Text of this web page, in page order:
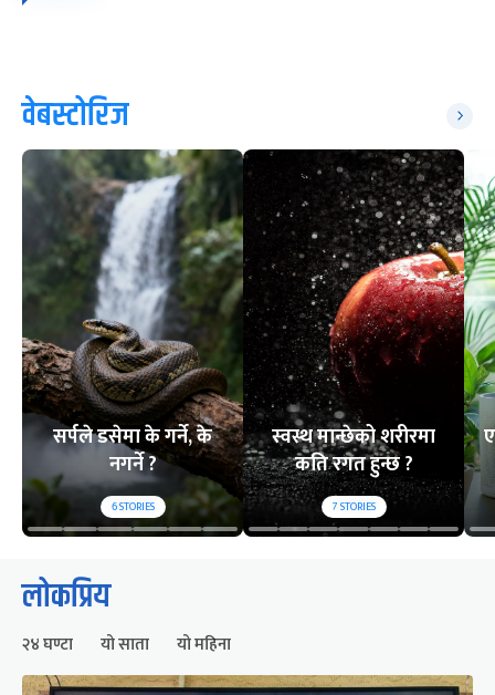
वेबस्टोरिज
सर्पले डसेमा के गर्ने, के
नगर्ने ?
6STORIES
स्वस्थ मान्छेको शरीरमा
कति रगत हुन्छ ?
7STORIES
लोकप्रिय
२४ घण्टा यो साता यो महिना